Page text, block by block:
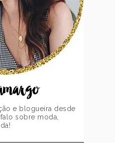
e blogueira desde
sobre moda,